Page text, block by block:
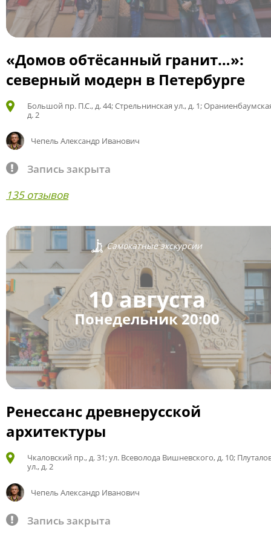
«Домов обтёсанный гранит…»:
северный модерн в Петербурге
Большой пр. П.С., д. 44; Стрельнинская ул., д. 1;
д. 2
Чепель Александр Иванович
Запись закрыта
135 отзывов
Самокатные экскурсии
10 августа
Понедельник 20:00
Ренессанс древнерусской
архитектуры
Чкаловский пр., д. 31; ул. Всеволода Вишневского, д. 10;
ул., д. 2
Чепель Александр Иванович
Запись закрыта